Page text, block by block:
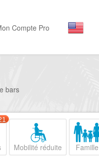
Musées, ...
Sortir
Compte Pro
bars
Mobilité réduite Famille